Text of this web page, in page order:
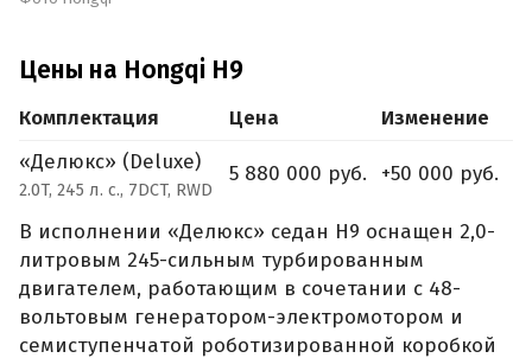
Цены на Hongqi H9
Комплектация Цена
Изменение
«Делюкс» (Deluxe)
2.0T, 245 л. с., 7DCT, RWD
5 880 000 руб. +50 000 руб.
В исполнении «Делюкс» седан H9 оснащен 2,0-
литровым 245-сильным турбированным
двигателем, работающим в сочетании с 48-
вольтовым генератором-электромотором и
семиступенчатой роботизированной коробкой